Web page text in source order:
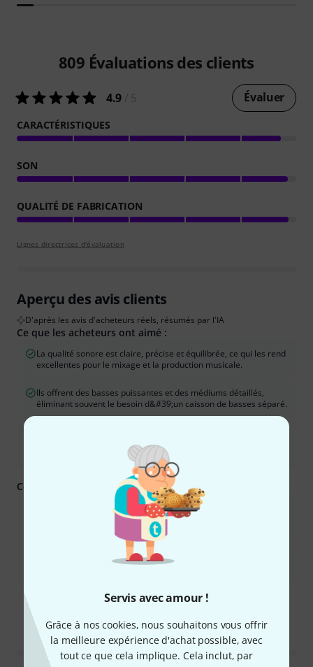
Servis avec amour !
Grâce à nos cookies, nous souhaitons vous offrir
la meilleure expérience d'achat possible, avec
tout ce que cela implique. Cela inclut, par
809 Évaluations des clients
4.9 Évaluer
CARACTÉRISTIQUES
SON
QUALITÉ DE FABRICATION
Lignes directrices d'évaluation
Aperçu des avis clients
D'après les avis d'acheteurs réels, résumés par l'IA
Ce que les acheteurs ont aimé :
La qualité sonore est claire, précise et équilibrée, ce qui les rend
excellentes pour le mixage et la production musicale.
Ils offrent des basses puissantes et des médiums détaillés,
éliminant souvent le besoin d&#39;un caisson de basses séparé.
linéaire, ce qui permet aux mixages de bien se traduire sur
d&#39;autres systèmes.
Ce que vous devez savoir d'autre :
Les cônes de 8 pouces déplacent beaucoup d&#39;air, ils
pourraient donc ne pas convenir aux environnements calmes ou
Elles sont volumineuses et lourdes, nécessitant un espace
d&#39;écoute de taille raisonnable et des supports robustes.